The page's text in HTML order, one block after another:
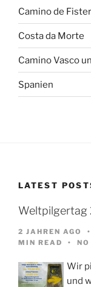
Camino de
Costa da Morte
Camino Vasco
Spanien
LATEST
Weltpilgertag
2 JAHREN AGO
MIN READ
Wir
und